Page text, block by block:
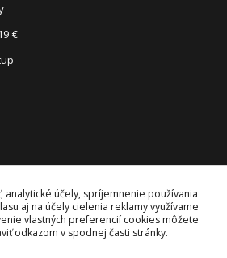
€
analytické účely, spríjemnenie používania
aj na účely cielenia reklamy využívame
vlastných preferencií cookies môžete
odkazom v spodnej časti stránky.